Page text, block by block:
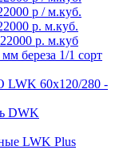
р / м.куб.
р. м.куб.
р. м.куб
береза 1/1 сорт
LWK 60х120/280 -
DWK
LWK Plus